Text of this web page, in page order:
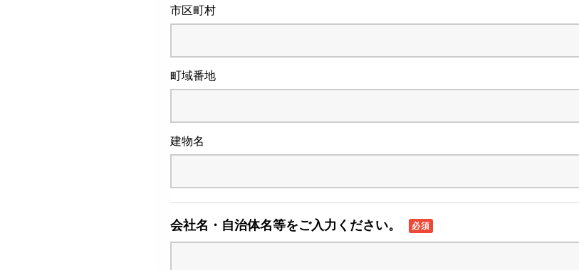
市区町村
町域番地
建物名
会社名・自治体名等をご入力ください。 必須